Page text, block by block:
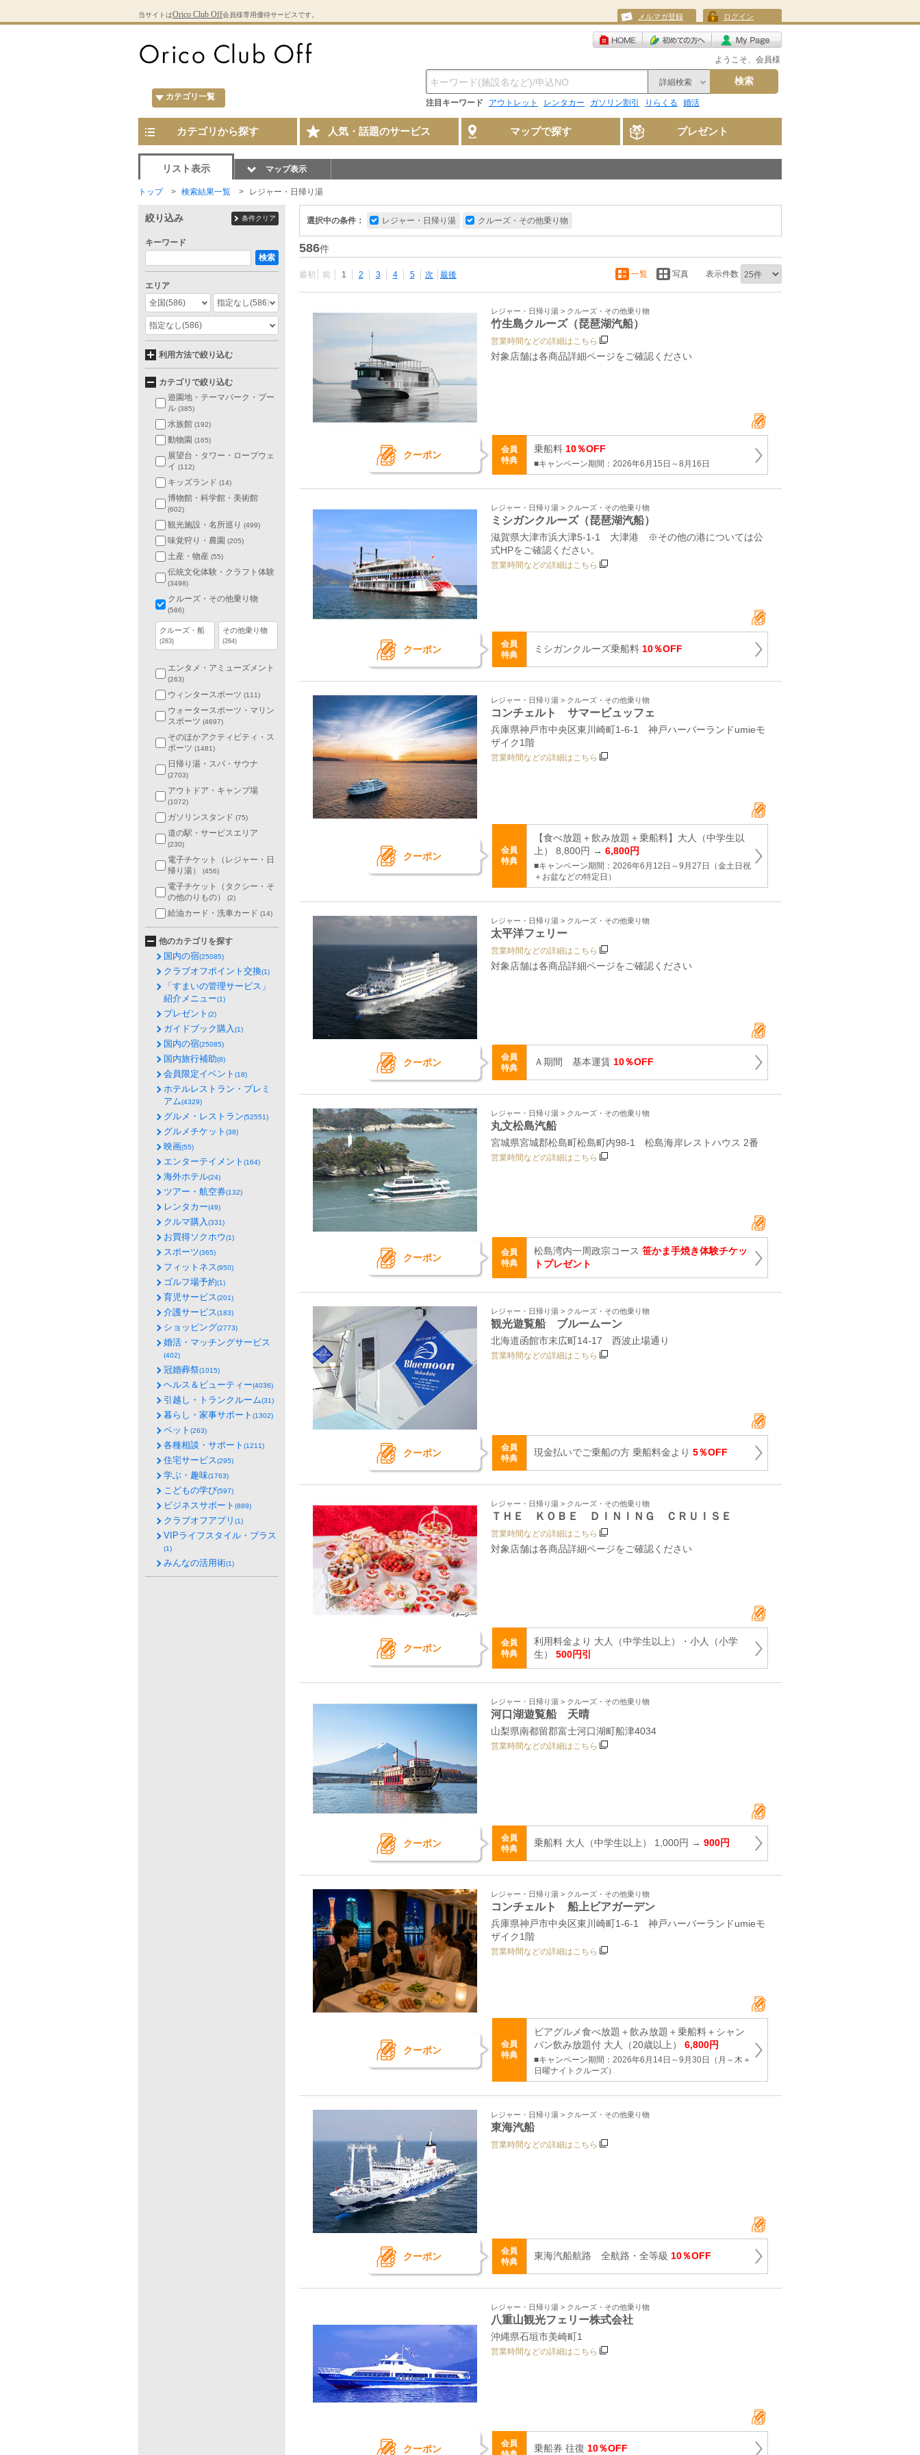
当サイトはOrico Club Off会員様専用優待サービスです。 メルマガ登録 ログイン
ようこそ、会員様
カテゴリ一覧
詳細検索 検索
注目キーワード アウトレット レンタカー ガソリン割引 りらくる 婚活
カテゴリから探す 人気・話題のサービス マップで探す プレゼント
リスト表示 マップ表示
トップ 検索結果一覧 レジャー・日帰り湯
選択中の条件： レジャー・日帰り湯 クルーズ・その他乗り物
586件
最初 前 1 2 3 4 5 次 最後 一覧 写真 表示件数
レジャー・日帰り湯 > クルーズ・その他乗り物
竹生島クルーズ（琵琶湖汽船）
営業時間などの詳細はこちら
対象店舗は各商品詳細ページをご確認ください
クーポン
会員
特典
乗船料 10％OFF
■キャンペーン期間：2026年6月15日～8月16日
レジャー・日帰り湯 > クルーズ・その他乗り物
ミシガンクルーズ（琵琶湖汽船）
滋賀県大津市浜大津5-1-1 大津港 ※その他の港については公
式HPをご確認ください。
営業時間などの詳細はこちら
クーポン
会員
特典
ミシガンクルーズ乗船料 10％OFF
レジャー・日帰り湯 > クルーズ・その他乗り物
コンチェルト サマービュッフェ
兵庫県神戸市中央区東川崎町1-6-1 神戸ハーバーランドumieモ
ザイク1階
営業時間などの詳細はこちら
クーポン
会員
特典
【食べ放題＋飲み放題＋乗船料】大人（中学生以
上） 8,800円 → 6,800円
■キャンペーン期間：2026年6月12日～9月27日（金土日祝
＋お盆などの特定日）
レジャー・日帰り湯 > クルーズ・その他乗り物
太平洋フェリー
営業時間などの詳細はこちら
対象店舗は各商品詳細ページをご確認ください
クーポン
会員
特典
Ａ期間 基本運賃 10％OFF
レジャー・日帰り湯 > クルーズ・その他乗り物
丸文松島汽船
宮城県宮城郡松島町松島町内98-1 松島海岸レストハウス 2番
営業時間などの詳細はこちら
クーポン
会員
特典
松島湾内一周政宗コース 笹かま手焼き体験チケッ
トプレゼント
レジャー・日帰り湯 > クルーズ・その他乗り物
観光遊覧船 ブルームーン
北海道函館市末広町14-17 西波止場通り
営業時間などの詳細はこちら
クーポン
会員
特典
現金払いでご乗船の方 乗船料金より 5％OFF
レジャー・日帰り湯 > クルーズ・その他乗り物
ＴＨＥ ＫＯＢＥ ＤＩＮＩＮＧ ＣＲＵＩＳＥ
営業時間などの詳細はこちら
対象店舗は各商品詳細ページをご確認ください
クーポン
会員
特典
利用料金より 大人（中学生以上）・小人（小学
生） 500円引
レジャー・日帰り湯 > クルーズ・その他乗り物
河口湖遊覧船 天晴
山梨県南都留郡富士河口湖町船津4034
営業時間などの詳細はこちら
クーポン
会員
特典
乗船料 大人（中学生以上） 1,000円 → 900円
レジャー・日帰り湯 > クルーズ・その他乗り物
コンチェルト 船上ビアガーデン
兵庫県神戸市中央区東川崎町1-6-1 神戸ハーバーランドumieモ
ザイク1階
営業時間などの詳細はこちら
クーポン
会員
特典
ビアグルメ食べ放題＋飲み放題＋乗船料＋シャン
パン飲み放題付 大人（20歳以上） 6,800円
■キャンペーン期間：2026年6月14日～9月30日（月～木＋
日曜ナイトクルーズ）
レジャー・日帰り湯 > クルーズ・その他乗り物
東海汽船
営業時間などの詳細はこちら
クーポン
会員
特典
東海汽船航路 全航路・全等級 10％OFF
レジャー・日帰り湯 > クルーズ・その他乗り物
八重山観光フェリー株式会社
沖縄県石垣市美崎町1
営業時間などの詳細はこちら
クーポン
会員
乗船券 往復 10％OFF
絞り込み 条件クリア
キーワード
検索
エリア
全国(586) 指定なし(586)
指定なし(586)
利用方法で絞り込む
カテゴリで絞り込む
遊園地・テーマパーク・プー
ル (385)
水族館 (192)
動物園 (165)
展望台・タワー・ロープウェ
イ (112)
キッズランド (14)
博物館・科学館・美術館
(602)
観光施設・名所巡り (499)
味覚狩り・農園 (205)
土産・物産 (55)
伝統文化体験・クラフト体験
(3498)
クルーズ・その他乗り物
(586)
クルーズ・船
(283)
その他乗り物
(264)
エンタメ・アミューズメント
(263)
ウィンタースポーツ (111)
ウォータースポーツ・マリン
スポーツ (4697)
そのほかアクティビティ・ス
ポーツ (1481)
日帰り湯・スパ・サウナ
(2703)
アウトドア・キャンプ場
(1072)
ガソリンスタンド (75)
道の駅・サービスエリア
(230)
電子チケット（レジャー・日
帰り湯）
(456)
電子チケット（タクシー・そ
の他のりもの）
(2)
給油カード・洗車カード (14)
他のカテゴリを探す
国内の宿(25085)
クラブオフポイント交換(1)
「すまいの管理サービス」
紹介メニュー(1)
プレゼント (2)
ガイドブック購入(1)
国内の宿(25085)
国内旅行補助(8)
会員限定イベント (18)
ホテルレストラン・プレミ
アム(4329)
グルメ・レストラン(52551)
グルメチケット (38)
映画(55)
エンターテイメント (164)
海外ホテル(24)
ツアー・航空券(132)
レンタカー(49)
クルマ購入(331)
お買得ソクホウ(1)
スポーツ(365)
フィットネス(950)
ゴルフ場予約(1)
育児サービス(201)
介護サービス(183)
ショッピング(2773)
婚活・マッチングサービス
(402)
冠婚葬祭(1015)
ヘルス＆ビューティー(4036)
引越し・トランクルーム(31)
暮らし・家事サポート (1302)
ペット (263)
各種相談・サポート (1211)
住宅サービス(295)
学ぶ・趣味(1763)
こどもの学び(597)
ビジネスサポート (889)
クラブオフアプリ (1)
VIPライフスタイル・プラス
(1)
みんなの活用術(1)